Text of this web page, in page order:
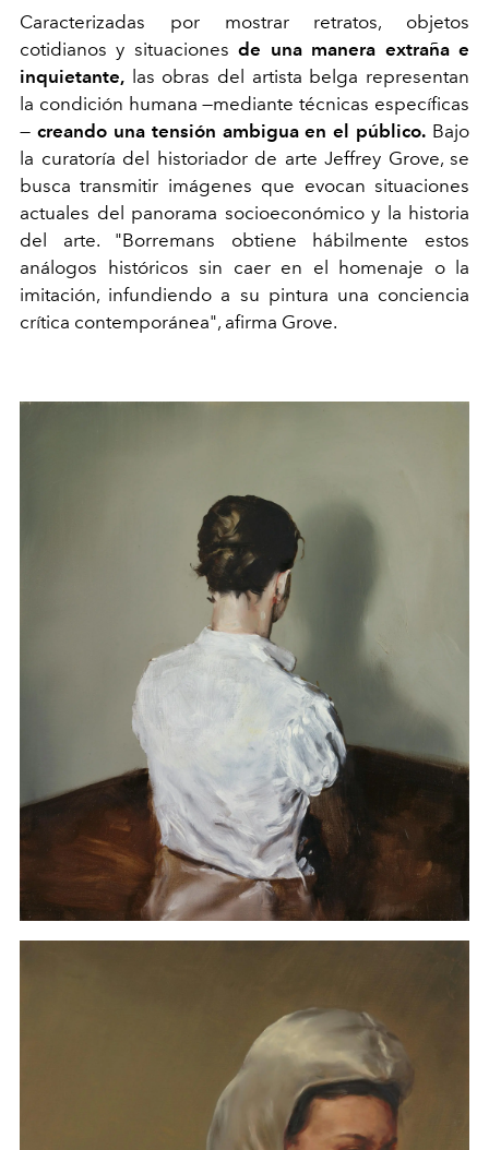
Caracterizadas por mostrar retratos, objetos
cotidianos y situacionesde una manera extraña e
inquietante, las obras del artista belga representan
la condición humana —mediante técnicas específicas
— creando una tensión ambigua en el público. Bajo
la curatoría del historiador de arte Jeffrey Grove, se
busca transmitir imágenes que evocan situaciones
actuales del panorama socioeconómico y la historia
del arte. "Borremans obtiene hábilmente estos
análogos históricos sin caer en el homenaje o la
imitación, infundiendo a su pintura una conciencia
crítica contemporánea", afirma Grove.